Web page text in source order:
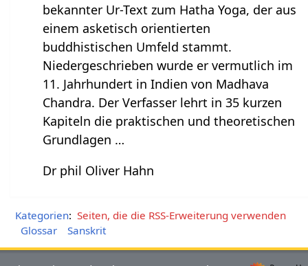
bekannter Ur-Text zum Hatha Yoga, der aus
einem asketisch orientierten
buddhistischen Umfeld stammt.
Niedergeschrieben wurde er vermutlich im
11. Jahrhundert in Indien von Madhava
Chandra. Der Verfasser lehrt in 35 kurzen
Kapiteln die praktischen und theoretischen
Grundlagen …
Dr phil Oliver Hahn
Kategorien: Seiten, die die RSS-Erweiterung verwenden
Glossar
Sanskrit